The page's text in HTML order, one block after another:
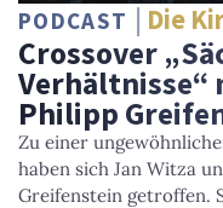
PODCAST Die
Crossover
Verhältnisse“
Philipp
Zu einer
haben sich Jan Witza
Greifenstein getroffen.